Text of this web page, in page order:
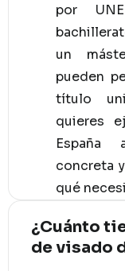
por
un
pueden
título
quieres
España
concreta
qué
¿Cuánto
de visado